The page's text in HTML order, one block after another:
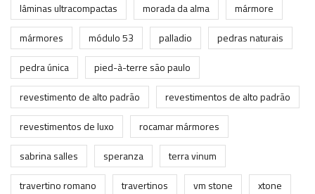
lâminas ultracompactas
morada da alma
mármore
mármores
módulo 53 palladio
pedras naturais
pedra única
pied-à-terre são paulo
revestimento de alto padrão
revestimentos de alto padrão
revestimentos de luxo
rocamar mármores
sabrina salles
speranza
terra vinum
travertino romano
travertinos vm stone
xtone